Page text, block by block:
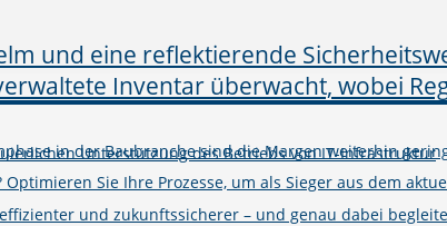
in der Baubranche sind die Margen weiterhin
Sie Ihre Prozesse, um als Sieger aus dem
Unterstützung des Betriebs von IT-Infrastruktur
und zukunftssicherer – und genau dabei